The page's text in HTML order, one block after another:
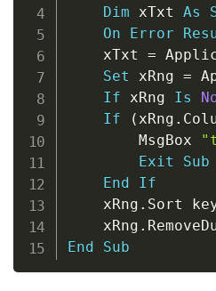
Dim xTxt As
On
Error
    xTxt
=
Set xRng =
If xRng Is
If
( xRng .
        MsgBox
Exit
Sub
End
If
    xRng
. Sort
    xRng
.
End
Sub